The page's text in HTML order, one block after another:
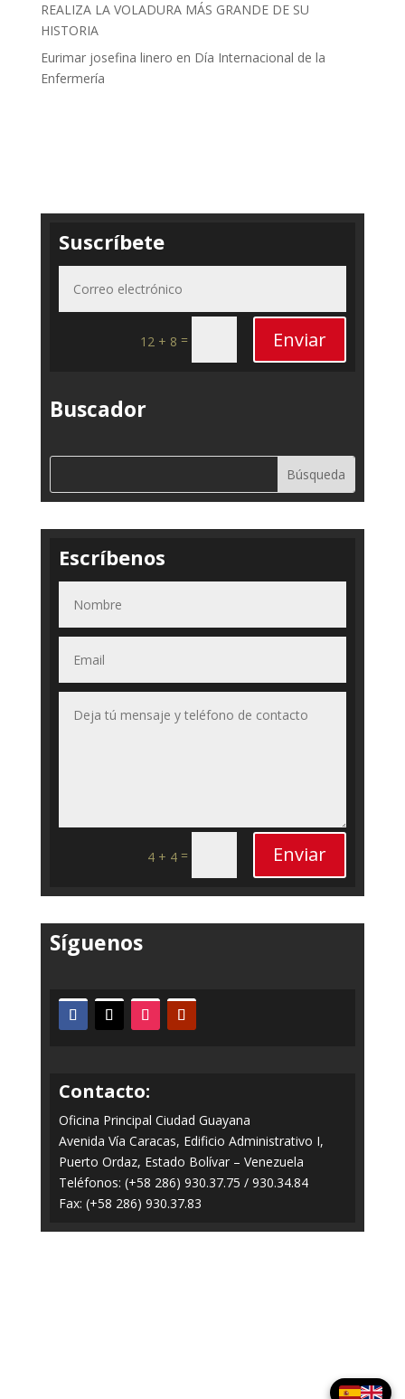
REALIZA LA VOLADURA MÁS GRANDE DE SU
HISTORIA
Eurimar josefina linero en Día Internacional de la
Enfermería
Suscríbete
12 + 8 = Enviar
Buscador
Escríbenos
4 + 4 = Enviar
Síguenos
Contacto:
Oficina Principal Ciudad Guayana
Avenida Vía Caracas, Edificio Administrativo I,
Puerto Ordaz, Estado Bolívar – Venezuela
Teléfonos: (+58 286) 930.37.75 / 930.34.84
Fax: (+58 286) 930.37.83